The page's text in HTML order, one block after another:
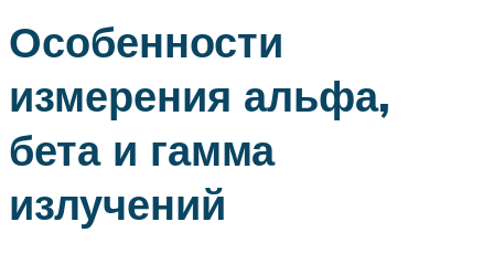
Особенности
измерения альфа,
бета и гамма
излучений